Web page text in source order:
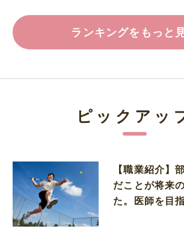
ランキングをもっと
ピックアッ
【職業紹介】
だことが将来
た。医師を目